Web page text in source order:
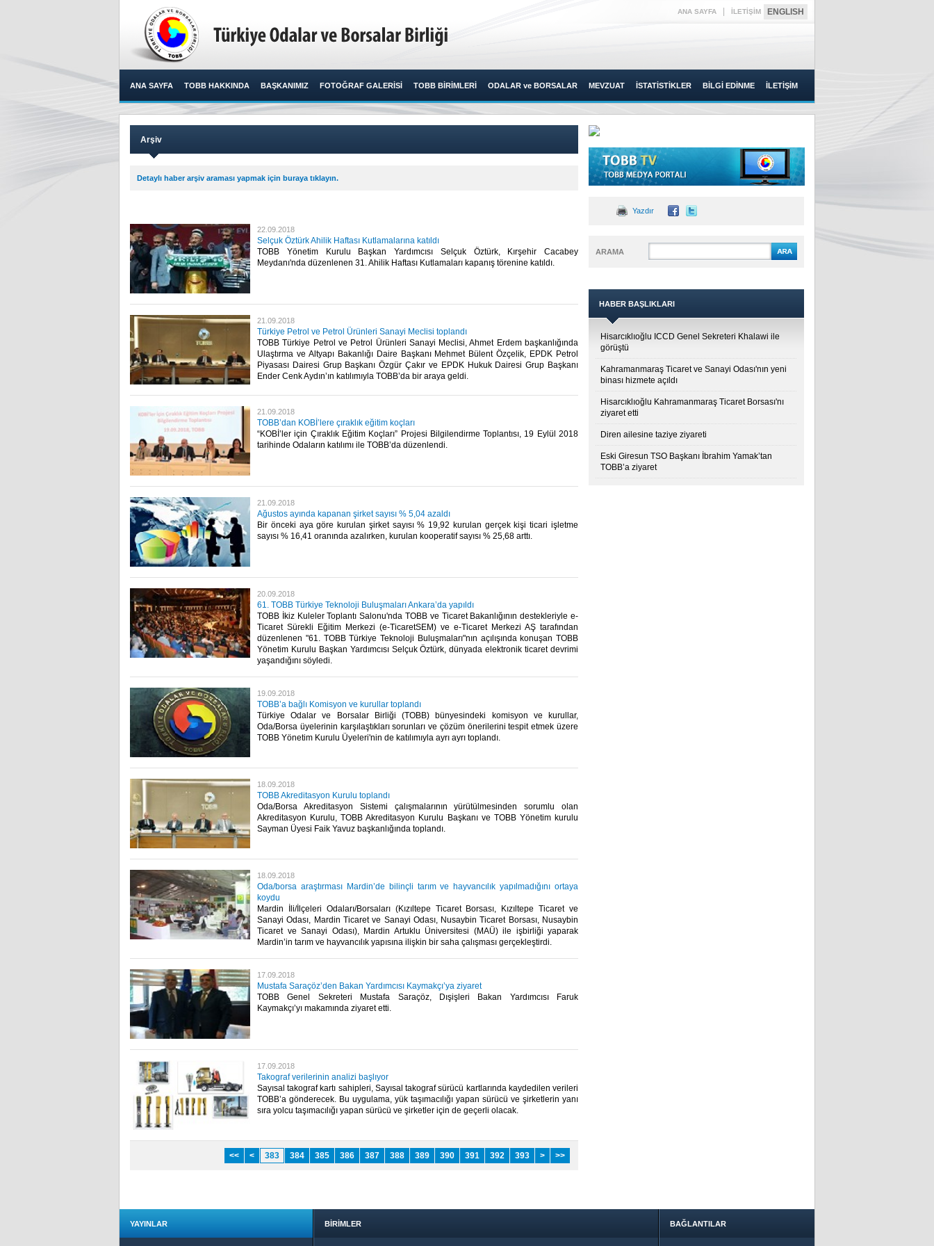
ANA SAYFA İLETİŞİM ENGLISH
ANA SAYFA TOBB HAKKINDA BAŞKANIMIZ FOTOĞRAF GALERİSİ TOBB BİRİMLERİ ODALAR ve BORSALAR MEVZUAT İSTATİSTİKLER BİLGİ EDİNME İLETİŞİM
Arşiv
Detaylı haber arşiv araması yapmak için buraya tıklayın.
22.09.2018
Selçuk Öztürk Ahilik Haftası Kutlamalarına katıldı
TOBB Yönetim Kurulu Başkan Yardımcısı Selçuk Öztürk, Kırşehir Cacabey
Meydanı'nda düzenlenen 31. Ahilik Haftası Kutlamaları kapanış törenine katıldı.​
21.09.2018
Türkiye Petrol ve Petrol Ürünleri Sanayi Meclisi toplandı
TOBB Türkiye Petrol ve Petrol Ürünleri Sanayi Meclisi, Ahmet Erdem başkanlığında
Ulaştırma ve Altyapı Bakanlığı Daire Başkanı Mehmet Bülent Özçelik, EPDK Petrol
Piyasası Dairesi Grup Başkanı Özgür Çakır ve EPDK Hukuk Dairesi Grup Başkanı
Ender Cenk Aydın’ın katılımıyla TOBB’da bir araya geldi.​
21.09.2018
TOBB’dan KOBİ’lere çıraklık eğitim koçları
“KOBİ’ler için Çıraklık Eğitim Koçları” Projesi Bilgilendirme Toplantısı, 19 Eylül 2018
tarihinde Odaların katılımı ile TOBB’da düzenlendi. ​
21.09.2018
Ağustos ayında kapanan şirket sayısı % 5,04 azaldı
Bir önceki aya göre kurulan şirket sayısı % 19,92 kurulan gerçek kişi ticari işletme
sayısı % 16,41 oranında azalırken, kurulan kooperatif sayısı % 25,68 arttı. ​
20.09.2018
61. TOBB Türkiye Teknoloji Buluşmaları Ankara’da yapıldı
TOBB İkiz Kuleler Toplantı Salonu'nda TOBB ve Ticaret Bakanlığının destekleriyle e-
Ticaret Sürekli Eğitim Merkezi (e-TicaretSEM) ve e-Ticaret Merkezi AŞ tarafından
düzenlenen "61. TOBB Türkiye Teknoloji Buluşmaları"nın açılışında konuşan TOBB
Yönetim Kurulu Başkan Yardımcısı Selçuk Öztürk, dünyada elektronik ticaret devrimi
yaşandığını söyledi.​
19.09.2018
TOBB’a bağlı Komisyon ve kurullar toplandı
Türkiye Odalar ve Borsalar Birliği (TOBB) bünyesindeki komisyon ve kurullar,
Oda/Borsa üyelerinin karşılaştıkları sorunları ve çözüm önerilerini tespit etmek üzere
TOBB Yönetim Kurulu Üyeleri'nin de katılımıyla ayrı ayrı toplandı.​​
18.09.2018
TOBB Akreditasyon Kurulu toplandı
Oda/Borsa Akreditasyon Sistemi çalışmalarının yürütülmesinden sorumlu olan
Akreditasyon Kurulu, TOBB Akreditasyon Kurulu Başkanı ve TOBB Yönetim kurulu
Sayman Üyesi Faik Yavuz başkanlığında toplandı.​
18.09.2018
Oda/borsa araştırması Mardin’de bilinçli tarım ve hayvancılık yapılmadığını ortaya
koydu
Mardin İli/İlçeleri Odaları/Borsaları (Kızıltepe Ticaret Borsası, Kızıltepe Ticaret ve
Sanayi Odası, Mardin Ticaret ve Sanayi Odası, Nusaybin Ticaret Borsası, Nusaybin
Ticaret ve Sanayi Odası), Mardin Artuklu Üniversitesi (MAÜ) ile işbirliği yaparak
Mardin’in tarım ve hayvancılık yapısına ilişkin bir saha çalışması gerçekleştirdi.​
17.09.2018
Mustafa Saraçöz’den Bakan Yardımcısı Kaymakçı’ya ziyaret
TOBB Genel Sekreteri Mustafa Saraçöz, Dışişleri Bakan Yardımcısı Faruk
Kaymakçı’yı makamında ziyaret etti.​
17.09.2018
Takograf verilerinin analizi başlıyor
Sayısal takograf kartı sahipleri, Sayısal takograf sürücü kartlarında kaydedilen verileri
TOBB’a gönderecek. Bu uygulama, yük taşımacılığı yapan sürücü ve şirketlerin yanı
sıra yolcu taşımacılığı yapan sürücü ve şirketler için de geçerli olacak.​
<< < 383 384 385 386 387 388 389 390 391 392 393 > >>
Yazdır
ARAMA
HABER BAŞLIKLARI
Hisarcıklıoğlu ICCD Genel Sekreteri Khalawi ile
görüştü
Kahramanmaraş Ticaret ve Sanayi Odası'nın yeni
binası hizmete açıldı
Hisarcıklıoğlu Kahramanmaraş Ticaret Borsası'nı
ziyaret etti
Diren ailesine taziye ziyareti
Eski Giresun TSO Başkanı İbrahim Yamak’tan
TOBB’a ziyaret
YAYINLAR BİRİMLER BAĞLANTILAR